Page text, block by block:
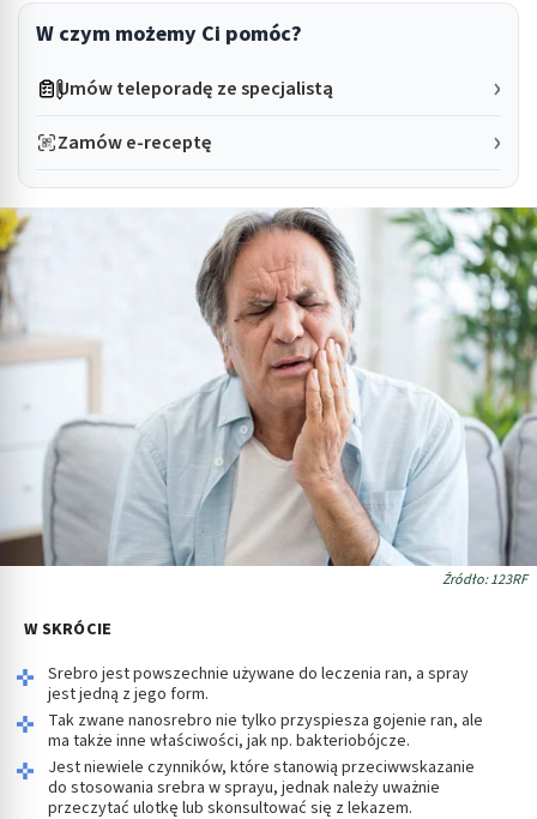
W czym możemy Ci pomóc?
Umów teleporadę ze specjalistą
Zamów e-receptę
Źródło: 123RF
W SKRÓCIE
Srebro jest powszechnie używane do leczenia ran, a spray
jest jedną z jego form.
Tak zwane nanosrebro nie tylko przyspiesza gojenie ran, ale
ma także inne właściwości, jak np. bakteriobójcze.
Jest niewiele czynników, które stanowią przeciwwskazanie
do stosowania srebra w sprayu, jednak należy uważnie
przeczytać ulotkę lub skonsultować się z lekazem.